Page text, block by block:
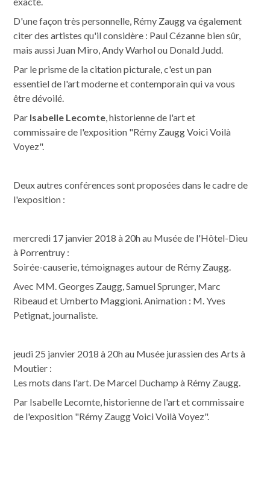
D'une façon très personnelle, Rémy Zaugg va également
citer des artistes qu'il considère : Paul Cézanne bien sûr,
mais aussi Juan Miro, Andy Warhol ou Donald Judd.
Par le prisme de la citation picturale, c'est un pan
essentiel de l'art moderne et contemporain qui va vous
être dévoilé.
Par Isabelle Lecomte, historienne de l'art et
commissaire de l'exposition "Rémy Zaugg Voici Voilà
Voyez".
Deux autres conférences sont proposées dans le cadre de
l'exposition :
mercredi 17 janvier 2018 à 20h au Musée de l'Hôtel-Dieu
à Porrentruy :
Soirée-causerie, témoignages autour de Rémy Zaugg.
Avec MM. Georges Zaugg, Samuel Sprunger, Marc
Ribeaud et Umberto Maggioni. Animation : M. Yves
Petignat, journaliste.
jeudi 25 janvier 2018 à 20h au Musée jurassien des Arts à
Moutier :
Les mots dans l'art. De Marcel Duchamp à Rémy Zaugg.
Par Isabelle Lecomte, historienne de l'art et commissaire
de l'exposition "Rémy Zaugg Voici Voilà Voyez".